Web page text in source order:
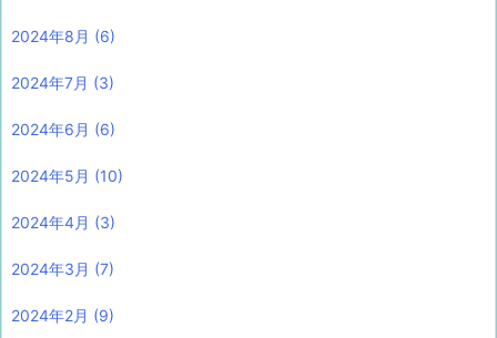
2024年8月 (6)
2024年7月 (3)
2024年6月 (6)
2024年5月 (10)
2024年4月 (3)
2024年3月 (7)
2024年2月 (9)